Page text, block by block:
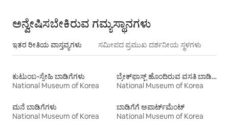
ಅನ್ವೇಷಿಸಬೇಕಿರುವ ಗಮ್ಯಸ್ಥಾನಗಳು
ಇತರ ರೀತಿಯ ವಾಸ್ತವ್ಯಗಳು ಸಮೀಪದ ಪ್ರಮುಖ ದರ್ಶನೀಯ ಸ್ಥಳಗಳು
ಕುಟುಂಬ-ಸ್ನೇಹಿ ಬಾಡಿಗೆಗಳು
National Museum of Korea
ಬ್ರೇಕ್‍‍ಫಾಸ್ಟ್ ಹೊಂದಿರುವ ವಸತಿ ಬಾಡಿಗೆಗಳು
National Museum of Korea
ಮನೆ ಬಾಡಿಗೆಗಳು
National Museum of Korea
ಬಾಡಿಗೆಗೆ ಅಪಾರ್ಟ್‌ಮೆಂಟ್‌
National Museum of Korea